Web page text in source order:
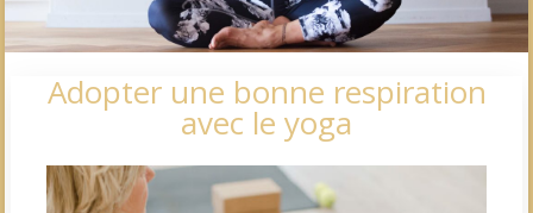
Adopter une bonne respiration
avec le yoga